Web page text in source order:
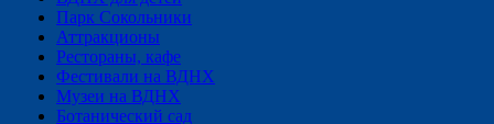
Парк Сокольники
Аттракционы
Рестораны, кафе
Фестивали на ВДНХ
Музеи на ВДНХ
Ботанический сад